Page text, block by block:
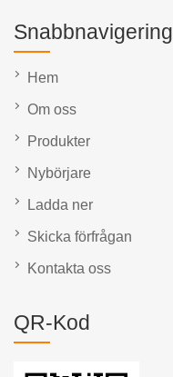
Snabbnavigering
Hem
Om oss
Produkter
Nybörjare
Ladda ner
Skicka förfrågan
Kontakta oss
QR-Kod